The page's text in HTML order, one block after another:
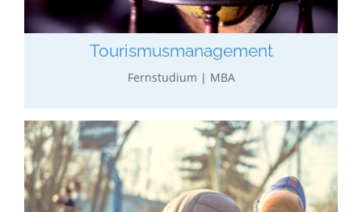
Tourismus­­management
Fernstudium | MBA
Tourismus und Aspekten der Freizeitorganisation.
mehr erfahren…
Sport­­management